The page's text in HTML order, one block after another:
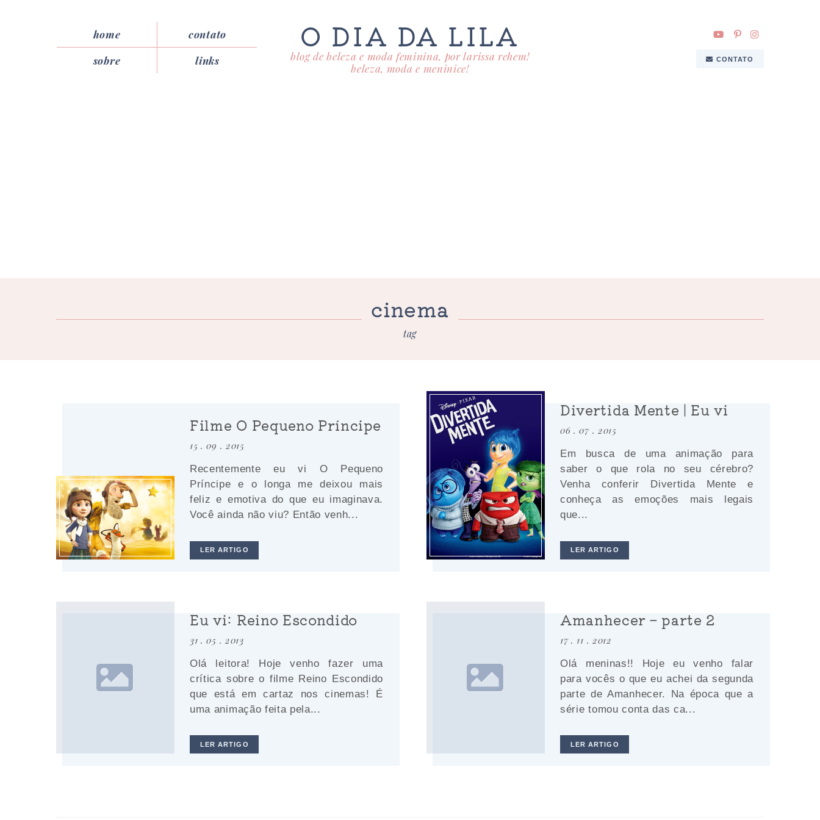
home
contato
sobre
links
O DIA DA LILA
blog de beleza e moda feminina, por larissa rehem!
beleza, moda e meninice!
CONTATO
cinema
tag
Filme O Pequeno Príncipe
15 . 09 . 2015
Recentemente eu vi O Pequeno
Príncipe e o longa me deixou mais
feliz e emotiva do que eu imaginava.
Você ainda não viu? Então venh...
LER ARTIGO
Divertida Mente | Eu vi
06 . 07 . 2015
Em busca de uma animação para
saber o que rola no seu cérebro?
Venha conferir Divertida Mente e
conheça as emoções mais legais
que...
LER ARTIGO
Eu vi: Reino Escondido
31 . 05 . 2013
Olá leitora! Hoje venho fazer uma
crítica sobre o filme Reino Escondido
que está em cartaz nos cinemas! É
uma animação feita pela...
LER ARTIGO
Amanhecer – parte 2
17 . 11 . 2012
Olá meninas!! Hoje eu venho falar
para vocês o que eu achei da segunda
parte de Amanhecer. Na época que a
série tomou conta das ca...
LER ARTIGO